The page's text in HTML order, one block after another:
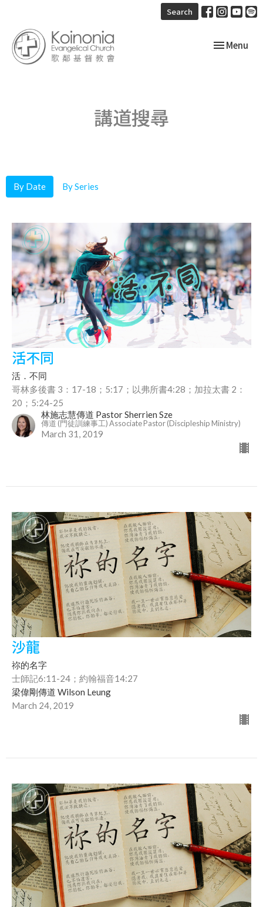
Search
Toggle
Menu
講道搜尋
By Date By Series
活不同
活．不同
哥林多後書 3：17-18；5:17；以弗所書4:28；加拉太書 2：
20；5:24-25
林施志慧傳道 Pastor Sherrien Sze
傳道 (門徒訓練事工) Associate Pastor (Discipleship Ministry)
March 31, 2019
沙龍
祢的名字
士師記6:11-24；約翰福音14:27
梁偉剛傳道 Wilson Leung
March 24, 2019